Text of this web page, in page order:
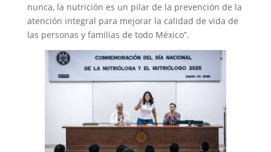
nunca, la nutrición es un pilar de la prevención de la
atención integral para mejorar la calidad de vida de
las personas y familias de todo México”.